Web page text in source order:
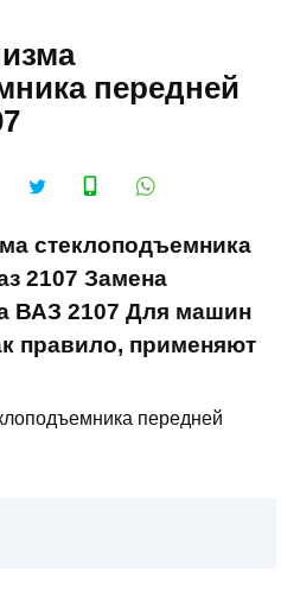
передней
стеклоподъемника
2107 Замена
ВАЗ 2107 Для машин
правило, применяют
передней